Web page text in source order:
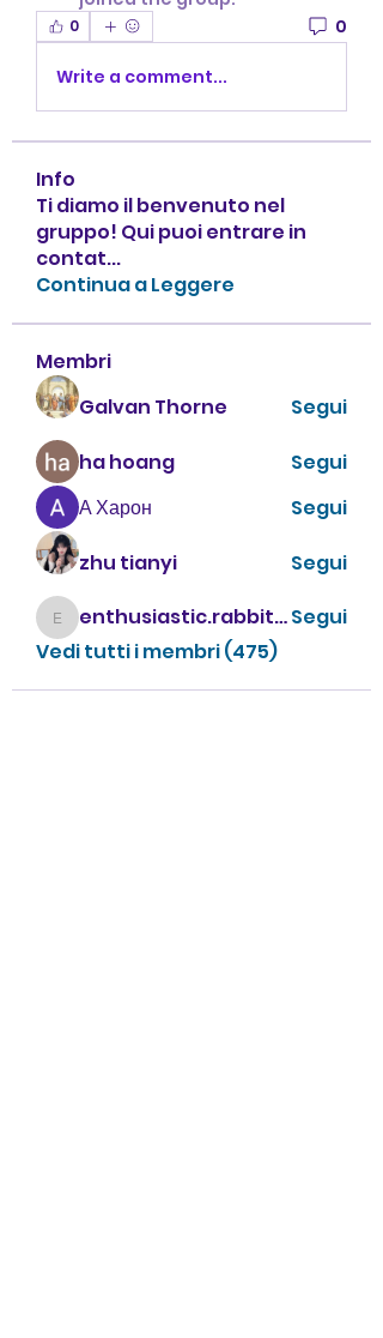
0 0
Write a comment...
Info
Ti diamo il benvenuto nel
gruppo! Qui puoi entrare in
contat...
Continua a Leggere
Membri
Galvan Thorne
Segui
ha hoang
Segui
А Харон
Segui
zhu tianyi
Segui
enthusiastic.rabbit.uhur enthusiastic.rabbit.uhurSegui
Vedi tutti i membri (475)